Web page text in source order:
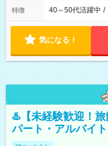
特徴 40～50代活躍中 /
気になる！
♨️【未経験歓迎！旅
パート・アルバイト